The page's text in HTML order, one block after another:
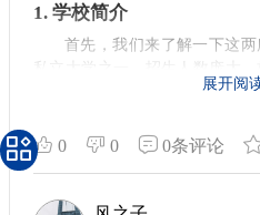
校园环境的体验
校园的地理位置也很重要
区域，但并不在大阪繁华的中
的大阪地区，周边设施应有尽
的地点时，必须考虑到日常生
围，这些都将直接影响到留学期
职业发展需更全面
1. 学校简介
首先，我们来了解一下这
私立大学之一，招生人数庞大
学则以其高人气在日本高中生
2. 地理位置
喜欢城市生活的同学。而近畿
展开阅
0 0 0条评论